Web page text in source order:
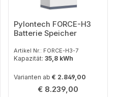
Pylontech FORCE-H3
Batterie Speicher
Artikel Nr.: FORCE-H3-7
Kapazität: 35,8 kWh
Varianten ab € 2.849,00
Regulärer Preis:
€ 8.239,00